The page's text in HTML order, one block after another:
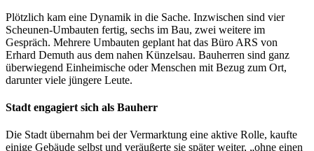
Plötzlich kam eine Dynamik in die Sache. Inzwischen sind vier
Scheunen-Umbauten fertig, sechs im Bau, zwei weitere im
Gespräch. Mehrere Umbauten geplant hat das Büro ARS von
Erhard Demuth aus dem nahen Künzelsau. Bauherren sind ganz
überwiegend Einheimische oder Menschen mit Bezug zum Ort,
darunter viele jüngere Leute.
Stadt engagiert sich als Bauherr
Die Stadt übernahm bei der Vermarktung eine aktive Rolle, kaufte
einige Gebäude selbst und veräußerte sie später weiter, „ohne einen